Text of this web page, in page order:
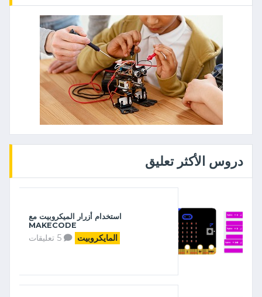
دروس الأكثر تعليق
استخدام أزرار الميكروبيت مع
MAKECODE
المايكروبيت